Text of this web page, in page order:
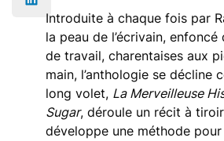
Introduite à chaque fois par
la peau de l’écrivain,
de travail, charentaises aux
main, l’anthologie se décline
long volet, La Merveilleuse
Sugar, déroule un récit à
développe une méthode